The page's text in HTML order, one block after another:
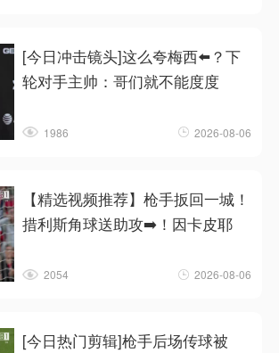
[今日冲击镜头]这么夸梅西⬅️？下
轮对手主帅：哥们就不能度度
1986 2026-08-06
【精选视频推荐】枪手扳回一城！
措利斯角球送助攻➡️！因卡皮耶
2054 2026-08-06
[今日热门剪辑]枪手后场传球被